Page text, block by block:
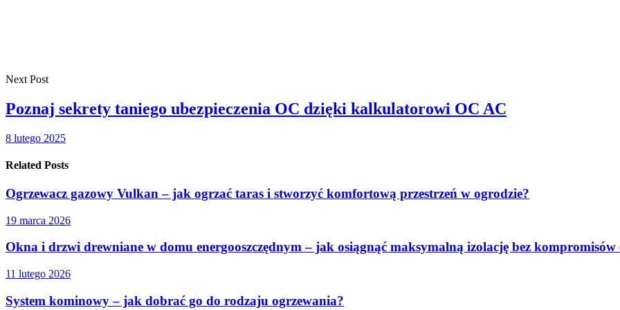
Next Post
Poznaj sekrety taniego ubezpieczenia OC dzięki kalkulatorowi OC AC
8 lutego 2025
Related Posts
Ogrzewacz gazowy Vulkan – jak ogrzać taras i stworzyć komfortową przestrzeń w ogrodzie?
19 marca 2026
Okna i drzwi drewniane w domu energooszczędnym – jak osiągnąć maksymalną izolację bez kompromisów
11 lutego 2026
System kominowy – jak dobrać go do rodzaju ogrzewania?